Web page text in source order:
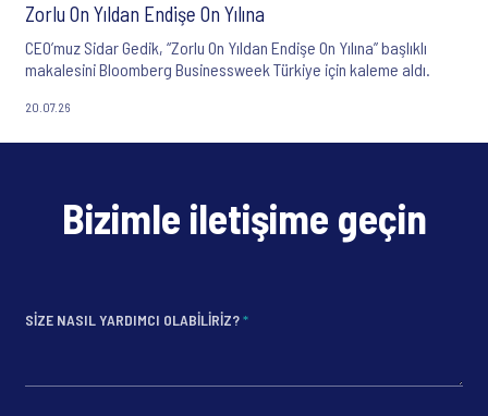
Zorlu On Yıldan Endişe On Yılına
CEO’muz Sidar Gedik, “Zorlu On Yıldan Endişe On Yılına” başlıklı
makalesini Bloomberg Businessweek Türkiye için kaleme aldı.
20.07.26
Bizimle iletişime geçin
SIZE NASIL YARDIMCI OLABILIRIZ?*